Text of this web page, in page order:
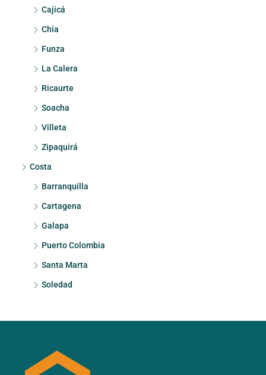
Cajicá
Chia
Funza
La Calera
Ricaurte
Soacha
Villeta
Zipaquirá
Costa
Barranquilla
Cartagena
Galapa
Puerto Colombia
Santa Marta
Soledad